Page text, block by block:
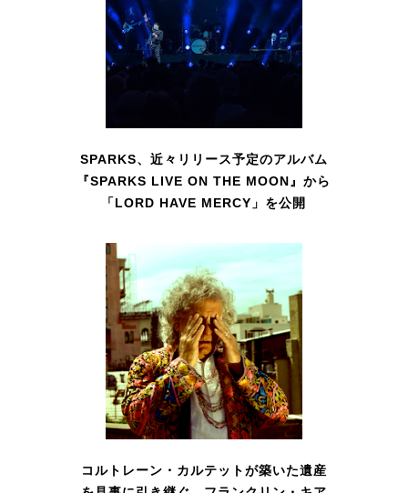
SPARKS、近々リリース予定のアルバム
『SPARKS LIVE ON THE MOON』から
「LORD HAVE MERCY」を公開
コルトレーン・カルテットが築いた遺産